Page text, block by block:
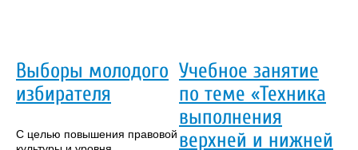
Выборы молодого
избирателя
С целью повышения правовой
Учебное занятие
по теме «Техника
выполнения
верхней и нижней